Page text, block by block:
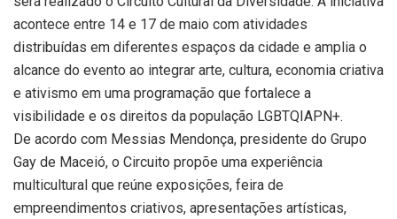
acontece entre 14 e 17 de maio com atividades
distribuídas em diferentes espaços da cidade e amplia o
alcance do evento ao integrar arte, cultura, economia criativa
e ativismo em uma programação que fortalece a
visibilidade e os direitos da população LGBTQIAPN+.
De acordo com Messias Mendonça, presidente do Grupo
Gay de Maceió, o Circuito propõe uma experiência
multicultural que reúne exposições, feira de
empreendimentos criativos, apresentações artísticas,